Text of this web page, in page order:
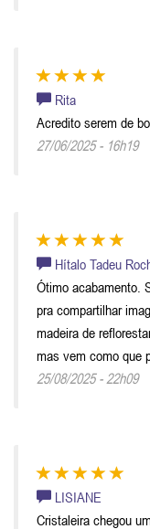
Rita
Acredito serem de
27/06/2025 - 16h19
Hítalo Tadeu
Ótimo acabamento.
pra compartilhar
madeira de
mas vem como que
25/08/2025 - 22h09
LISIANE
Cristaleira chegou